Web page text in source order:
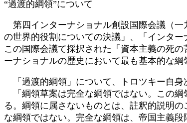
時
“過渡的綱領”について
第四インターナショナル創設国際会議（一
の世界的役割についての決議」、「インタ
この国際会議て採択された「資本主義の死
ーナショナルの歴史において最も基本的な綱
「過渡的綱領」について、トロツキー自身
「綱領草案は完全な綱領ではない。この綱
る。綱領に属さないものとは、註釈的説明
な綱領ではない。完全な綱領は、帝国主義